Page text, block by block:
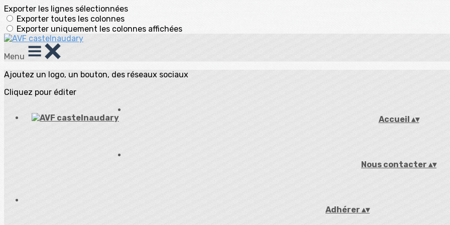
Exporter les lignes sélectionnées
Exporter toutes les colonnes
Exporter uniquement les colonnes affichées
Menu
Ajoutez un logo, un bouton, des réseaux sociaux
Cliquez pour éditer
Accueil ▴▾
Nous contacter ▴▾
Adhérer ▴▾